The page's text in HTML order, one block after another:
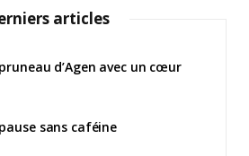
articles
d’Agen avec un cœur
sans caféine